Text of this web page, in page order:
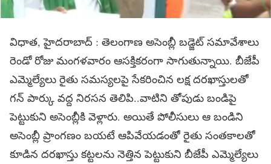
విధాత, హైదరాబాద్ : తెలంగాణ అసెంబ్లీ బడ్జెట్ సమావేశాలు
రెండో రోజు మంగళవారం ఆసక్తికరంగా సాగుతున్నాయి. బీజేపీ
ఎమ్మెల్యేలు రైతు సమస్యలపై సేకరించిన లక్ష దరఖాస్తులతో
గన్ పార్కు వద్ద నిరసన తెలిపి..వాటిని తోపుడు బండిపై
పెట్టుకుని అసెంబ్లీకి వెళ్లారు. అయితే పోలీసులు ఆ బండిని
అసెంబ్లీ ప్రాంగణం బయటే ఆపివేయడంతో రైతు సంతకాలతో
కూడిన దరఖాస్తు కట్టలను నెత్తిన పెట్టుకుని బీజేపీ ఎమ్మెల్యేలు